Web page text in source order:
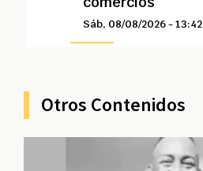
Sáb, 08/08/2026 - 13:42
Otros Contenidos